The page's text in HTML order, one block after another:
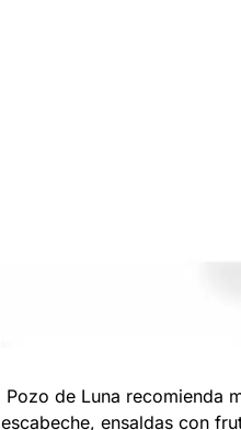
Pozo de Luna recomienda
escabeche, ensaldas con